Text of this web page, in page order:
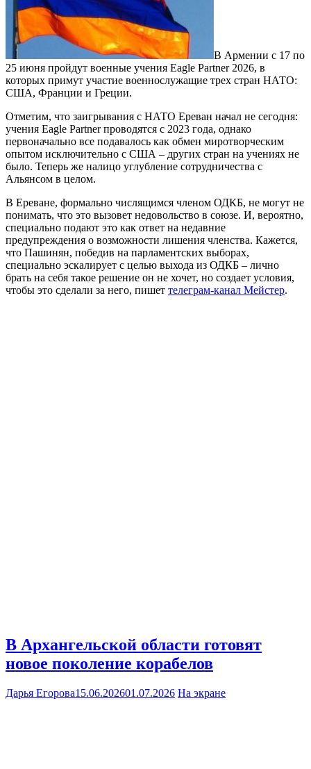
В Армении с 17 по
25 июня пройдут военные учения Eagle Partner 2026, в
которых примут участие военнослужащие трех стран НАТО:
США, Франции и Греции.
Отметим, что заигрывания с НАТО Ереван начал не сегодня:
учения Eagle Partner проводятся с 2023 года, однако
первоначально все подавалось как обмен миротворческим
опытом исключительно с США – других стран на учениях не
было. Теперь же налицо углубление сотрудничества с
Альянсом в целом.
В Ереване, формально числящимся членом ОДКБ, не могут не
понимать, что это вызовет недовольство в союзе. И, вероятно,
специально подают это как ответ на недавние
предупреждения о возможности лишения членства. Кажется,
что Пашинян, победив на парламентских выборах,
специально эскалирует с целью выхода из ОДКБ – лично
брать на себя такое решение он не хочет, но создает условия,
чтобы это сделали за него, пишет телеграм-канал Мейстер.
В Архангельской области готовят
новое поколение корабелов
Дарья Егорова15.06.202601.07.2026 На экране